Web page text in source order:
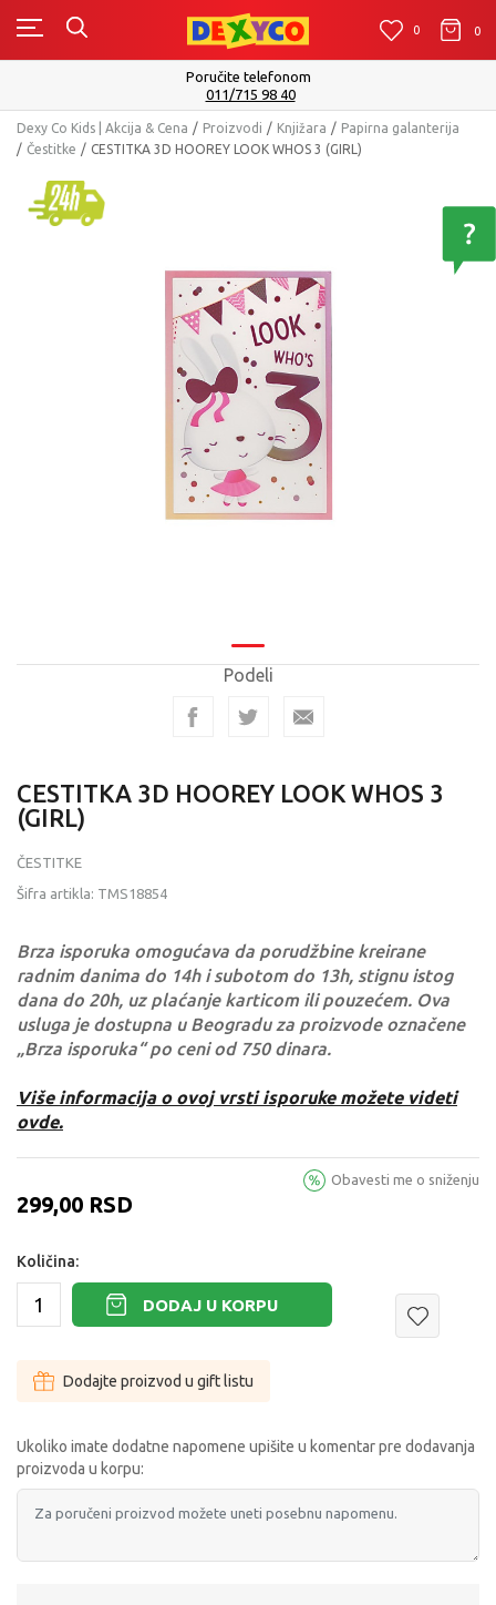
0 0 0
Poručite telefonom
011/715 98 40
Dexy Co Kids | Akcija & Cena Proizvodi Knjižara
Papirna galanterija
Čestitke
CESTITKA 3D HOOREY LOOK WHOS 3 (GIRL)
Podeli
CESTITKA 3D HOOREY LOOK WHOS 3
(GIRL)
ČESTITKE
Šifra artikla: TMS18854
Brza isporuka omogućava da porudžbine kreirane
radnim danima do 14h i subotom do 13h, stignu istog
dana do 20h, uz plaćanje karticom ili pouzećem. Ova
usluga je dostupna u Beogradu za proizvode označene
„Brza isporuka“ po ceni od 750 dinara.
Više informacija o ovoj vrsti isporuke možete videti
ovde.
299,00 RSD
Obavesti me o sniženju
Količina:
DODAJ U KORPU
Dodajte proizvod u gift listu
Ukoliko imate dodatne napomene upišite u komentar pre dodavanja
proizvoda u korpu: